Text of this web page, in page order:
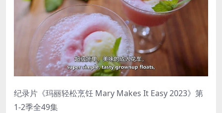
纪录片《玛丽轻松烹饪 Mary Makes It Easy 2023》第
1-2季全49集